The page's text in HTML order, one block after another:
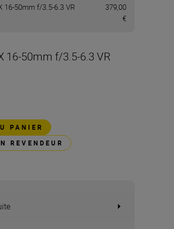
16-50mm f/3.5-6.3 VR
379,00
€
16-50mm f/3.5-6.3 VR
PANIER
REVENDEUR